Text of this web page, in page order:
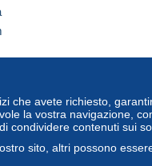
che avete richiesto,
la vostra navigazione,
condividere contenuti sui
sito, altri possono
standard